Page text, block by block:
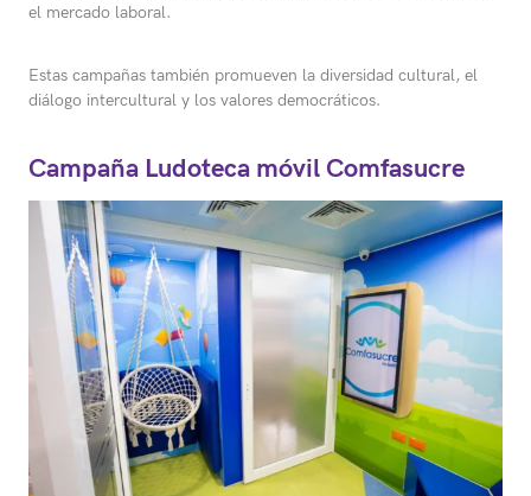
el mercado laboral.
Estas campañas también promueven la diversidad cultural, el
diálogo intercultural y los valores democráticos.
Campaña Ludoteca móvil Comfasucre